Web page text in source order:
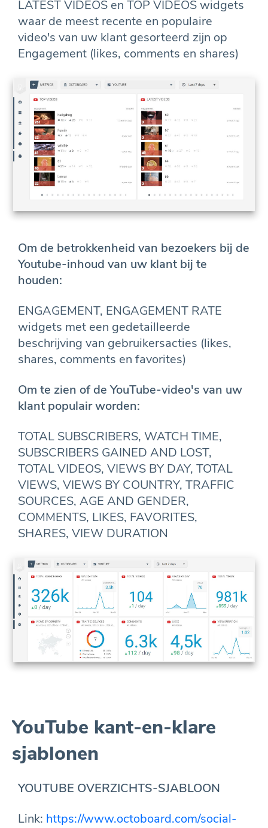
LATEST VIDEOS en TOP VIDEOS widgets
waar de meest recente en populaire
video's van uw klant gesorteerd zijn op
Engagement (likes, comments en shares)
Om de betrokkenheid van bezoekers bij de
Youtube-inhoud van uw klant bij te
houden:
ENGAGEMENT, ENGAGEMENT RATE
widgets met een gedetailleerde
beschrijving van gebruikersacties (likes,
shares, comments en favorites)
Om te zien of de YouTube-video's van uw
klant populair worden:
TOTAL SUBSCRIBERS, WATCH TIME,
SUBSCRIBERS GAINED AND LOST,
TOTAL VIDEOS, VIEWS BY DAY, TOTAL
VIEWS, VIEWS BY COUNTRY, TRAFFIC
SOURCES, AGE AND GENDER,
COMMENTS, LIKES, FAVORITES,
SHARES, VIEW DURATION
YouTube kant-en-klare
sjablonen
YOUTUBE OVERZICHTS-SJABLOON
Link: https://www.octoboard.com/social-